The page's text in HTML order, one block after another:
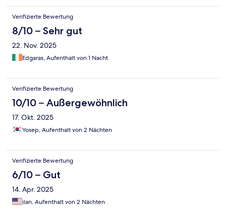
Verifizierte Bewertung
8/10 – Sehr gut
22. Nov. 2025
Edgaras, Aufenthalt von 1 Nacht
Verifizierte Bewertung
10/10 – Außergewöhnlich
17. Okt. 2025
Yosep, Aufenthalt von 2 Nächten
Verifizierte Bewertung
6/10 – Gut
14. Apr. 2025
ilan, Aufenthalt von 2 Nächten